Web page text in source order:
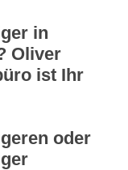
in
Oliver
ist Ihr
oder